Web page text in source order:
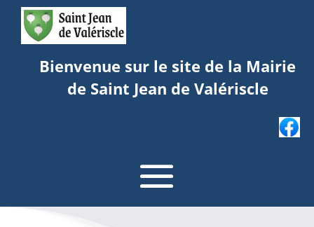
Bienvenue sur le site de la Mairie
de Saint Jean de Valériscle